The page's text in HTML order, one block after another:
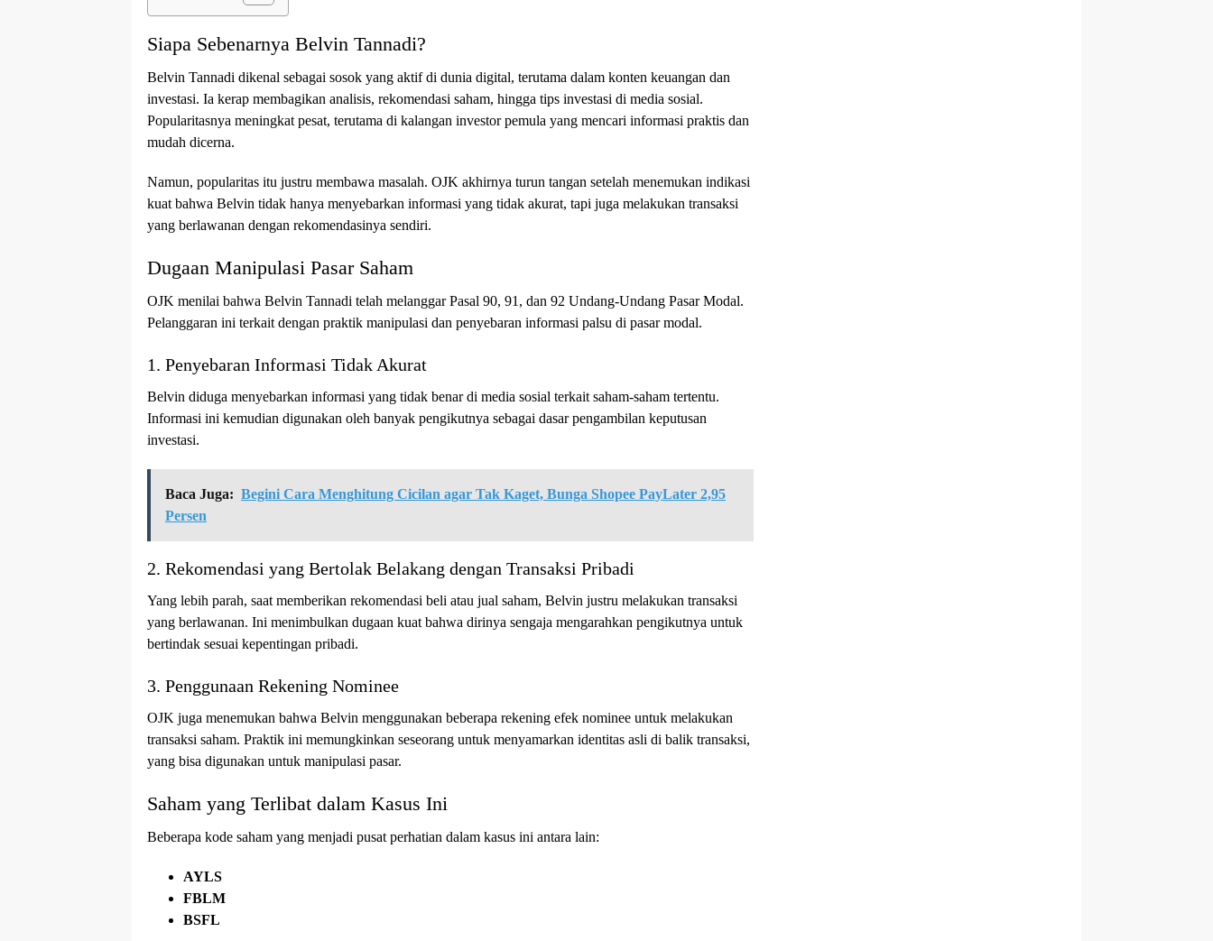
Siapa Sebenarnya Belvin Tannadi?
Belvin Tannadi dikenal sebagai sosok yang aktif di dunia digital, terutama dalam konten keuangan dan
investasi. Ia kerap membagikan analisis, rekomendasi saham, hingga tips investasi di media sosial.
Popularitasnya meningkat pesat, terutama di kalangan investor pemula yang mencari informasi praktis dan
mudah dicerna.
Namun, popularitas itu justru membawa masalah. OJK akhirnya turun tangan setelah menemukan indikasi
kuat bahwa Belvin tidak hanya menyebarkan informasi yang tidak akurat, tapi juga melakukan transaksi
yang berlawanan dengan rekomendasinya sendiri.
Dugaan Manipulasi Pasar Saham
OJK menilai bahwa Belvin Tannadi telah melanggar Pasal 90, 91, dan 92 Undang-Undang Pasar Modal.
Pelanggaran ini terkait dengan praktik manipulasi dan penyebaran informasi palsu di pasar modal.
1. Penyebaran Informasi Tidak Akurat
Belvin diduga menyebarkan informasi yang tidak benar di media sosial terkait saham-saham tertentu.
Informasi ini kemudian digunakan oleh banyak pengikutnya sebagai dasar pengambilan keputusan
investasi.
Baca Juga: Begini Cara Menghitung Cicilan agar Tak Kaget, Bunga Shopee PayLater 2,95
Persen
2. Rekomendasi yang Bertolak Belakang dengan Transaksi Pribadi
Yang lebih parah, saat memberikan rekomendasi beli atau jual saham, Belvin justru melakukan transaksi
yang berlawanan. Ini menimbulkan dugaan kuat bahwa dirinya sengaja mengarahkan pengikutnya untuk
bertindak sesuai kepentingan pribadi.
3. Penggunaan Rekening Nominee
OJK juga menemukan bahwa Belvin menggunakan beberapa rekening efek nominee untuk melakukan
transaksi saham. Praktik ini memungkinkan seseorang untuk menyamarkan identitas asli di balik transaksi,
yang bisa digunakan untuk manipulasi pasar.
Saham yang Terlibat dalam Kasus Ini
Beberapa kode saham yang menjadi pusat perhatian dalam kasus ini antara lain:
AYLS
FBLM
BSFL